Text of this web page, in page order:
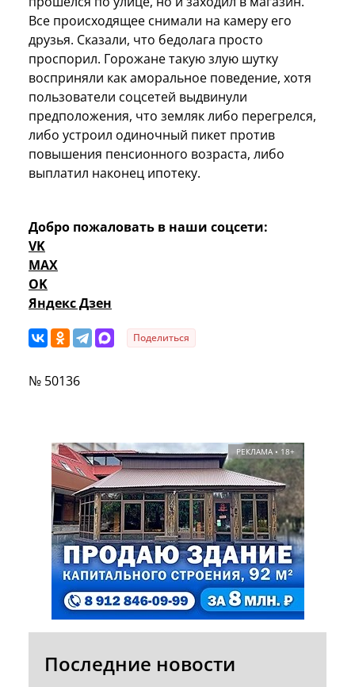
Все происходящее снимали на камеру его
друзья. Сказали, что бедолага просто
проспорил. Горожане такую злую шутку
восприняли как аморальное поведение, хотя
пользователи соцсетей выдвинули
предположения, что земляк либо перегрелся,
либо устроил одиночный пикет против
повышения пенсионного возраста, либо
выплатил наконец ипотеку.
Добро пожаловать в наши соцсети:
VK
MAX
OK
Яндекс Дзен
Поделиться
№ 50136
РЕКЛАМА • 18+
Последние новости